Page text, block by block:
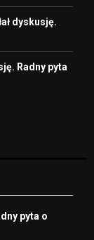
dyskusję.
Radny pyta
pyta o